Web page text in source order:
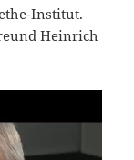
Institut.
Heinrich